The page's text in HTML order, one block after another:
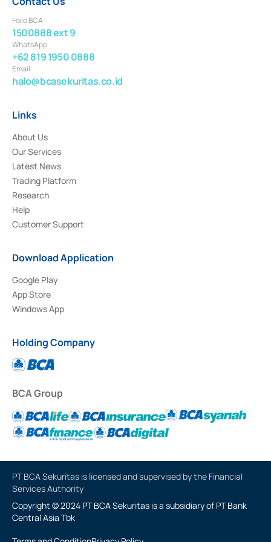
Halo BCA
1500888 ext 9
WhatsApp
+62 819 1950 0888
Email
halo@bcasekuritas.co.id
Links
About Us
Our Services
Latest News
Trading Platform
Research
Help
Customer Support
Download Application
Google Play
App Store
Windows App
Holding Company
BCA Group
PT BCA Sekuritas is licensed and supervised by the Financial
Services Authority
Copyright © 2024 PT BCA Sekuritas is a subsidiary of PT Bank
Central Asia Tbk